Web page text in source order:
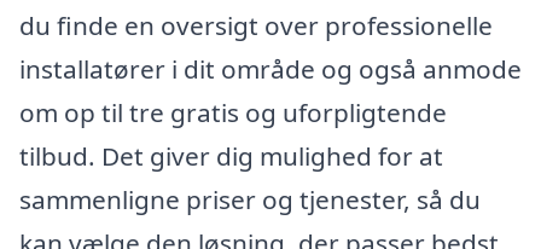
du finde en oversigt over professionelle
installatører i dit område og også anmode
om op til tre gratis og uforpligtende
tilbud. Det giver dig mulighed for at
sammenligne priser og tjenester, så du